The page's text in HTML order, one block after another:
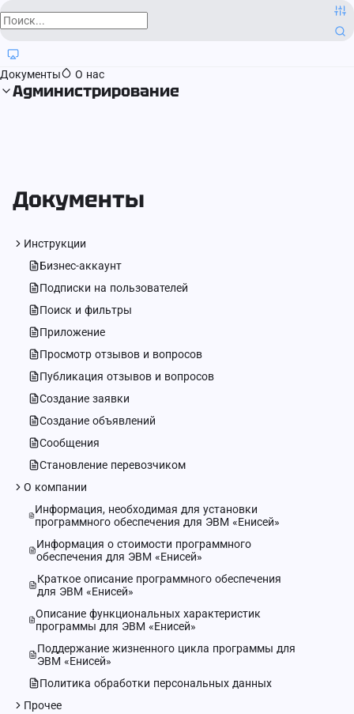
О компании
Контактная информация
Документы
О нас
Администрирование
Документы
Инструкции
Бизнес-аккаунт
Подписки на пользователей
Поиск и фильтры
Приложение
Просмотр отзывов и вопросов
Публикация отзывов и вопросов
Создание заявки
Создание объявлений
Сообщения
Становление перевозчиком
О компании
Информация, необходимая для установки
программного обеспечения для ЭВМ «Енисей»
Информация о стоимости программного
обеспечения для ЭВМ «Енисей»
Краткое описание программного обеспечения
для ЭВМ «Енисей»
Описание функциональных характеристик
программы для ЭВМ «Енисей»
Поддержание жизненного цикла программы для
ЭВМ «Енисей»
Политика обработки персональных данных
Прочее